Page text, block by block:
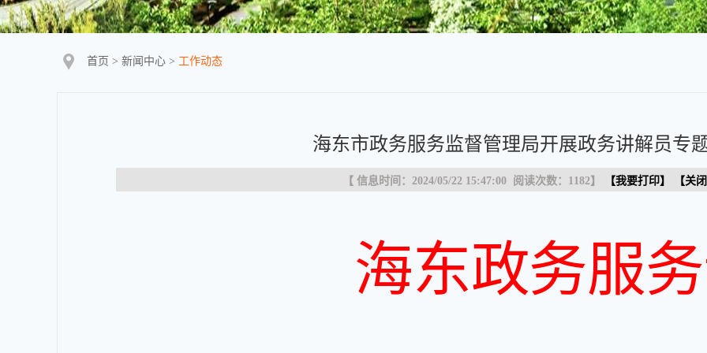
首页 > 新闻中心 > 工作动态
海东市政务服务监督管理局开展政务讲解员专
【 信息时间：2024/05/22 15:47:00 阅读次数： 1182】 【我要打印】 【关闭
海东政务服